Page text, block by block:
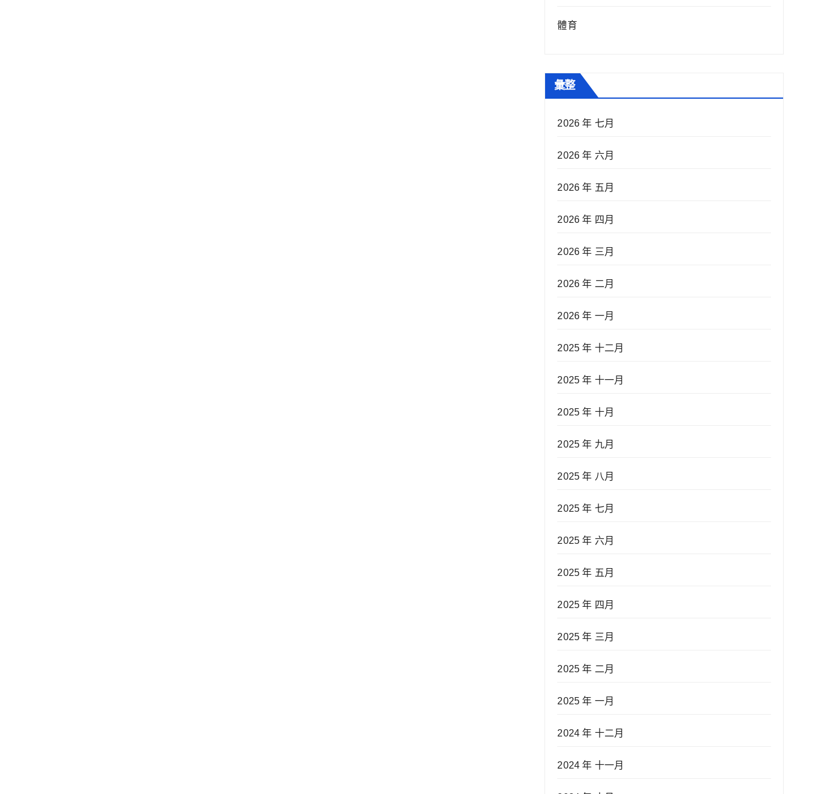
體育
彙整
2026 年 七月
2026 年 六月
2026 年 五月
2026 年 四月
2026 年 三月
2026 年 二月
2026 年 一月
2025 年 十二月
2025 年 十一月
2025 年 十月
2025 年 九月
2025 年 八月
2025 年 七月
2025 年 六月
2025 年 五月
2025 年 四月
2025 年 三月
2025 年 二月
2025 年 一月
2024 年 十二月
2024 年 十一月